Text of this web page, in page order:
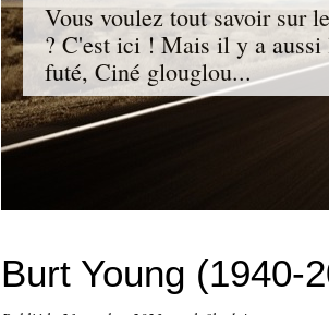
Vous voulez tout savoir sur
? C'est ici ! Mais il y a aussi
futé, Ciné glouglou...
Burt Young (1940-